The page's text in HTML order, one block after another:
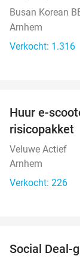
Busan Korean
Arnhem
Verkocht: 1.316
Huur e-
risicopakket
Veluwe Actief
Arnhem
Verkocht: 226
Social Deal-